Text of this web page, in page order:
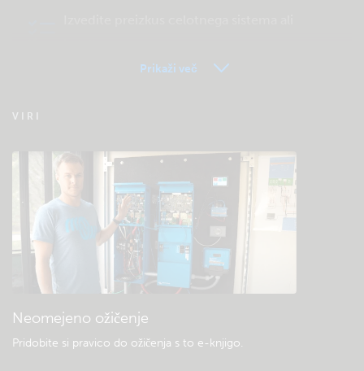
Preverite bazo znanja skupnosti
Splošni prenosi in dokumentacija
Prikaži več
VIRI
Neomejeno ožičenje
Pridobite si pravico do ožičenja s to e-knjigo.